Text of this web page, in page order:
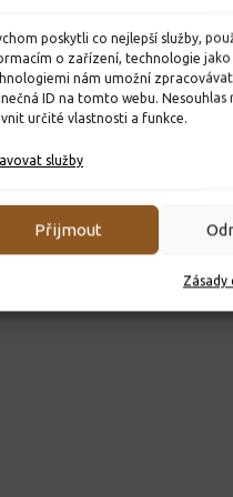
poskytli co nejlepší služby,
o zařízení, technologie jako
nám umožní
ID na tomto webu.
určité vlastnosti a funkce.
služby
Přijmout
Zásady